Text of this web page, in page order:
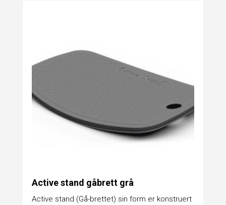
Active stand gåbrett grå
Active stand (Gå-brettet) sin form er konstruert